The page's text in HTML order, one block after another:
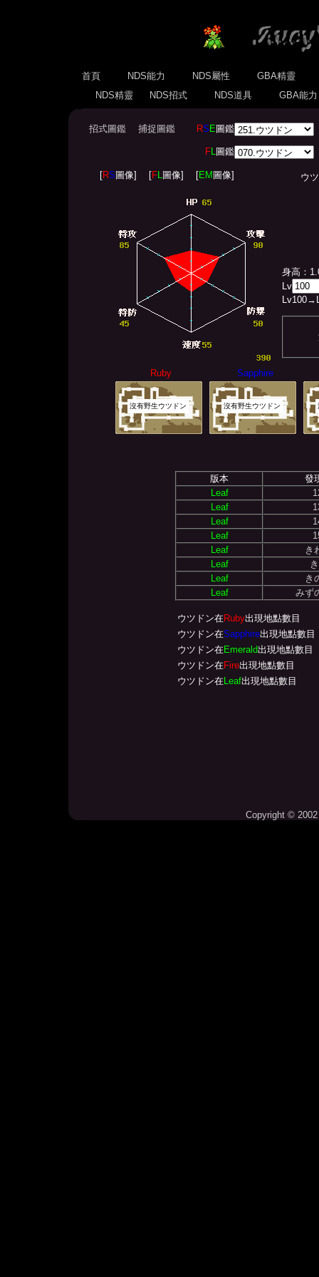
首頁 NDS能力 NDS屬性
GBA精靈
NDS精靈
NDS招式 NDS道具 GBA能
招式圖鑑 捕捉圖鑑 RS E圖鑑
FL圖鑑
[RS 圖像] [FL圖像] [EM 圖像] ウツ
身高：
Lv
Lv100
Ruby Sapphire
沒有野生ウツドン 沒有野生ウツドン
版本
發
Leaf
Leaf
Leaf
Leaf
Leaf
き
Leaf
Leaf
き
Leaf
みず
ウツドン在Ruby出現地點數目
ウツドン在Sapphire出現地點數目
ウツドン在Emerald出現地點數目
ウツドン在Fire出現地點數目
ウツドン在Leaf出現地點數目
Copyright ©